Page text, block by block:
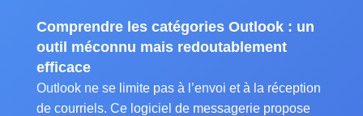
Comprendre les catégories Outlook : un
outil méconnu mais redoutablement
efficace
Outlook ne se limite pas à l’envoi et à la réception
de courriels. Ce logiciel de messagerie propose